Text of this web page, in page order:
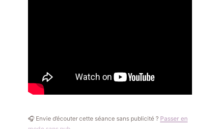
🎧 Envie d’écouter cette séance sans publicité ? Passer en